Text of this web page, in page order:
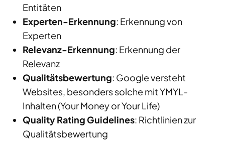
Entitäten
Experten-Erkennung: Erkennung von
Experten
Relevanz-Erkennung: Erkennung der
Relevanz
Qualitätsbewertung: Google versteht
Websites, besonders solche mit YMYL-
Inhalten (Your Money or Your Life)
Quality Rating Guidelines: Richtlinien zur
Qualitätsbewertung